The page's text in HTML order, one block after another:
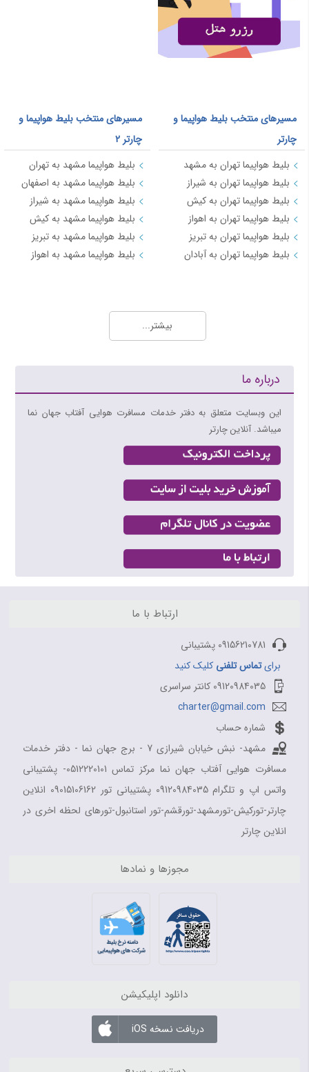
مسیرهای منتخب بلیط هواپیما و
چارتر
بلیط هواپیما تهران به مشهد
بلیط هواپیما تهران به شیراز
بلیط هواپیما تهران به کیش
بلیط هواپیما تهران به اهواز
بلیط هواپیما تهران به تبریز
بلیط هواپیما تهران به آبادان
مسیرهای منتخب بلیط هواپیما و
چارتر 2
بلیط هواپیما مشهد به تهران
بلیط هواپیما مشهد به اصفهان
بلیط هواپیما مشهد به شیراز
بلیط هواپیما مشهد به کیش
بلیط هواپیما مشهد به تبریز
بلیط هواپیما مشهد به اهواز
بلیط هواپیما کیش به تهران
بلیط هواپیما کیش به اصفهان
بلیط هواپیما کیش به اهواز
بلیط هواپیما کیش به بندرعباس
بلیط هواپیما اهواز به تهران
بلیط هواپیما اهواز به مشهد
بلیط هواپیما اصفهان به تهران
بلیط هواپیما اصفهان به مشهد
بلیط هواپیما شیراز به تهران
بلیط هواپیما شیراز به مشهد
بیشتر...
درباره ما
این وبسایت متعلق به دفتر خدمات مسافرت هوایی آفتاب جهان نما
میباشد. آنلاین چارتر
ارتباط با ما
09156210781 پشتیبانی
برایتماس تلفنی کلیک کنید
09120984035 کانتر سراسری
charter@gmail.com
شماره حساب
مشهد- نبش خیابان شیرازی 7 - برج جهان نما - دفتر خدمات
مسافرت هوایی آفتاب جهان نما مرکز تماس 0512220101- پشتیبانی
واتس اپ و تلگرام 09120984035 پشتیبانی تور 09015106162 انلاین
چارتر-تورکیش-تورمشهد-تورقشم-تور استانبول-تورهای لحظه اخری در
انلاین چارتر
مجوزها و نمادها
دانلود اپلیکیشن
دریافت نسخه iOS